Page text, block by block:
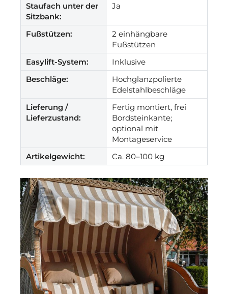
Staufach unter der
Sitzbank:
Ja
Fußstützen:
2 einhängbare
Fußstützen
Easylift-System:
Inklusive
Beschläge:
Hochglanzpolierte
Edelstahlbeschläge
Lieferung /
Lieferzustand:
Fertig montiert, frei
Bordsteinkante;
optional mit
Montageservice
Artikelgewicht:
Ca. 80–100 kg